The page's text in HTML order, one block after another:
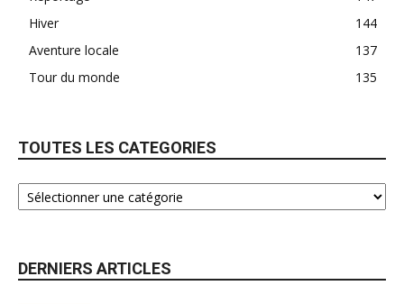
Hiver
144
Aventure locale
137
Tour du monde
135
TOUTES LES CATEGORIES
DERNIERS ARTICLES